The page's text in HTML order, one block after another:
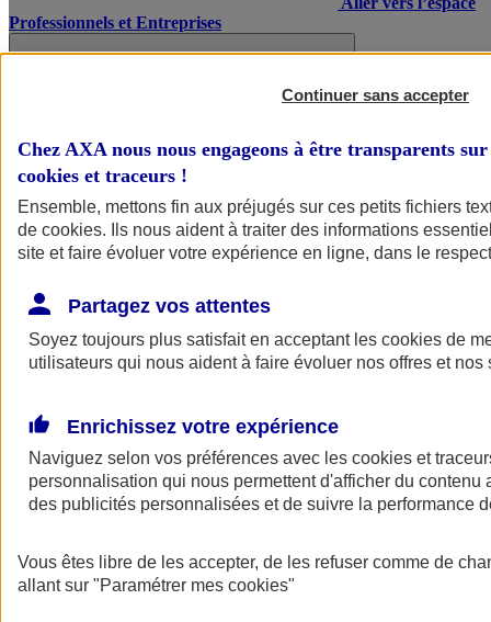
Professionnels et Entreprises
AXA Assurance
Continuer sans accepter
Chez AXA nous nous engageons à être transparents
cookies et traceurs !
Ensemble, mettons fin aux préjugés sur ces petits fichiers
de cookies. Ils nous aident à traiter des informations
site et faire évoluer votre expérience en ligne, dans le
Partagez vos attentes
Soyez toujours plus satisfait en acceptant les cookies de
utilisateurs qui nous aident à faire évoluer nos offres et nos
Enrichissez votre expérience
Naviguez selon vos préférences avec les cookies et
personnalisation qui nous permettent d'afficher du contenu
des publicités personnalisées et de suivre la performance
Vous êtes libre de les accepter, de les refuser comme de
allant sur "Paramétrer mes cookies"